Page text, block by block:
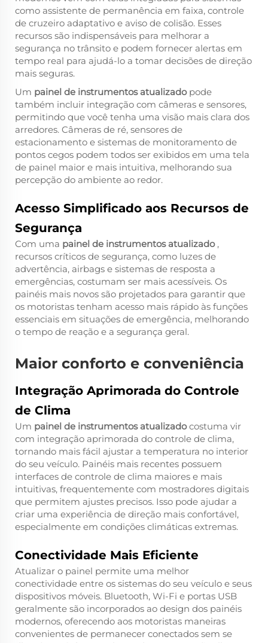
como assistente de permanência em faixa, controle
de cruzeiro adaptativo e aviso de colisão. Esses
recursos são indispensáveis para melhorar a
segurança no trânsito e podem fornecer alertas em
tempo real para ajudá-lo a tomar decisões de direção
mais seguras.
Um painel de instrumentos atualizado pode
também incluir integração com câmeras e sensores,
permitindo que você tenha uma visão mais clara dos
arredores. Câmeras de ré, sensores de
estacionamento e sistemas de monitoramento de
pontos cegos podem todos ser exibidos em uma tela
de painel maior e mais intuitiva, melhorando sua
percepção do ambiente ao redor.
Acesso Simplificado aos Recursos de
Segurança
Com uma painel de instrumentos atualizado ,
recursos críticos de segurança, como luzes de
advertência, airbags e sistemas de resposta a
emergências, costumam ser mais acessíveis. Os
painéis mais novos são projetados para garantir que
os motoristas tenham acesso mais rápido às funções
essenciais em situações de emergência, melhorando
o tempo de reação e a segurança geral.
Maior conforto e conveniência
Integração Aprimorada do Controle
de Clima
Um painel de instrumentos atualizadocostuma vir
com integração aprimorada do controle de clima,
tornando mais fácil ajustar a temperatura no interior
do seu veículo. Painéis mais recentes possuem
interfaces de controle de clima maiores e mais
intuitivas, frequentemente com mostradores digitais
que permitem ajustes precisos. Isso pode ajudar a
criar uma experiência de direção mais confortável,
especialmente em condições climáticas extremas.
Conectividade Mais Eficiente
Atualizar o painel permite uma melhor
conectividade entre os sistemas do seu veículo e seus
dispositivos móveis. Bluetooth, Wi-Fi e portas USB
geralmente são incorporados ao design dos painéis
modernos, oferecendo aos motoristas maneiras
convenientes de permanecer conectados sem se